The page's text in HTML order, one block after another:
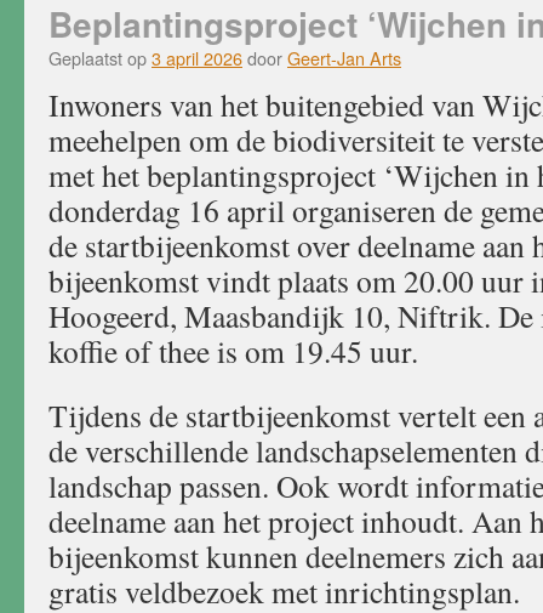
heggen
in
Beplantingsproject ‘Wijchen
Geplaatst op3 april 2026doorGeert-Jan Arts
Inwoners van het buitengebied van
meehelpen om de biodiversiteit te
met het beplantingsproject ​‘Wijchen in
donderdag 16 april organiseren de
de startbijeenkomst over deelname aan
bijeenkomst vindt plaats om 20.00 uur
Hoogeerd, Maasbandijk 10, Niftrik. De
koffie of thee is om 19.45 uur.
Tijdens de startbijeenkomst vertelt een
de verschillende landschapselementen
landschap passen. Ook wordt
deelname aan het project inhoudt. Aan
bijeenkomst kunnen deelnemers zich
gratis veldbezoek met inrichtingsplan.